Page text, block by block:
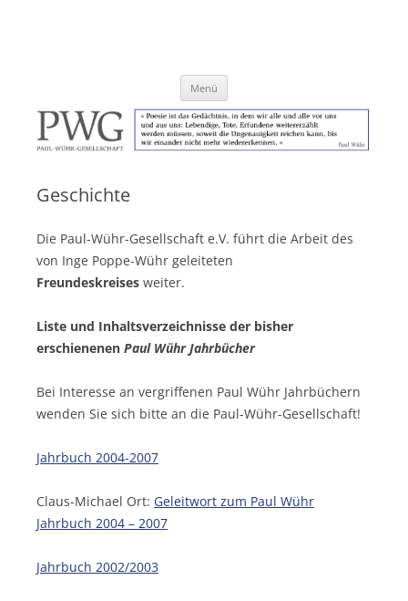
Menü
Geschichte
Die Paul-Wühr-Gesellschaft e.V. führt die Arbeit des
von Inge Poppe-Wühr geleiteten
Freundeskreisesweiter.
Liste und Inhaltsverzeichnisse der bisher
erschienenen Paul Wühr Jahrbücher
Bei Interesse an vergriffenen Paul Wühr Jahrbüchern
wenden Sie sich bitte an die Paul-Wühr-Gesellschaft!
Jahrbuch 2004-2007
Claus-Michael Ort: Geleitwort zum Paul Wühr
Jahrbuch 2004 – 2007
Jahrbuch 2002/2003